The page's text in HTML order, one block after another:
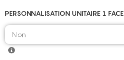
PERSONNALISATION UNITAIRE 1 FACE